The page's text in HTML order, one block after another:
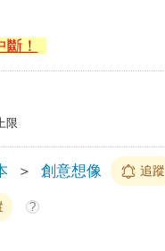
！
限
＞ 創意想像 追蹤
?